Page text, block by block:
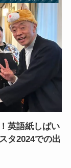
英語紙しばい
タ2024での出